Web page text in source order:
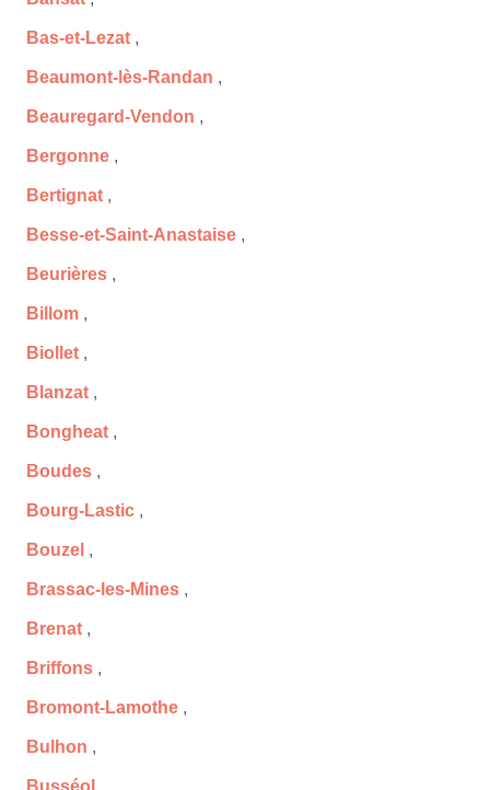
Bas-et-Lezat ,
Beaumont-lès-Randan ,
Beauregard-Vendon ,
Bergonne ,
Bertignat ,
Besse-et-Saint-Anastaise ,
Beurières ,
Billom ,
Biollet ,
Blanzat ,
Bongheat ,
Boudes ,
Bourg-Lastic ,
Bouzel ,
Brassac-les-Mines ,
Brenat ,
Briffons ,
Bromont-Lamothe ,
Bulhon ,
Busséol ,